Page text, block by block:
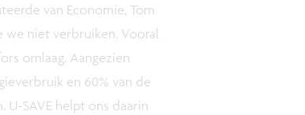
van Economie, Tom
we niet verbruiken. Vooral
omlaag. Aangezien
en 60% van de
SAVE helpt ons daarin